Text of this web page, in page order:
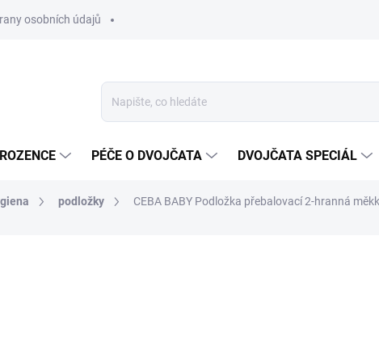
osobních údajů
PÉČE O DVOJČATA DVOJČATA SPECIÁL
podložky CEBA BABY Podložka přebalovací 2-hranná